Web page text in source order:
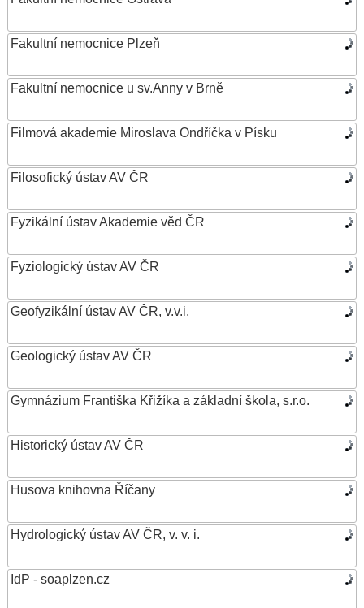
Fakultní nemocnice Plzeň
Fakultní nemocnice u sv.Anny v Brně
Filmová akademie Miroslava Ondříčka v Písku
Filosofický ústav AV ČR
Fyzikální ústav Akademie věd ČR
Fyziologický ústav AV ČR
Geofyzikální ústav AV ČR, v.v.i.
Geologický ústav AV ČR
Gymnázium Františka Křižíka a základní škola, s.r.o.
Historický ústav AV ČR
Husova knihovna Říčany
Hydrologický ústav AV ČR, v. v. i.
IdP - soaplzen.cz